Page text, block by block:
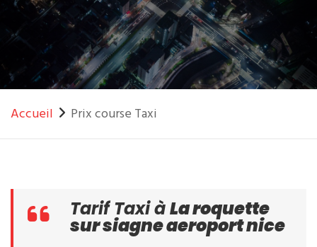
Accueil Prix course Taxi
Tarif Taxi àLa roquette
sur siagne aeroport nice